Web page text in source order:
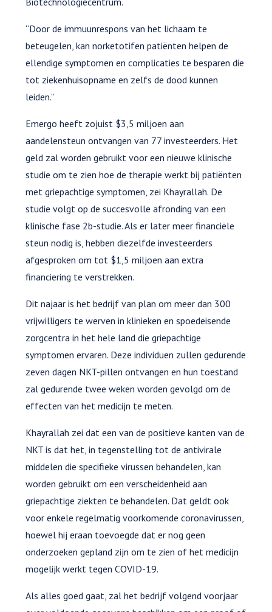
“Door de immuunrespons van het lichaam te
beteugelen, kan norketotifen patiënten helpen de
ellendige symptomen en complicaties te besparen die
tot ziekenhuisopname en zelfs de dood kunnen
leiden.”
Emergo heeft zojuist $3,5 miljoen aan
aandelensteun ontvangen van 77 investeerders. Het
geld zal worden gebruikt voor een nieuwe klinische
studie om te zien hoe de therapie werkt bij patiënten
met griepachtige symptomen, zei Khayrallah. De
studie volgt op de succesvolle afronding van een
klinische fase 2b-studie. Als er later meer financiële
steun nodig is, hebben diezelfde investeerders
afgesproken om tot $1,5 miljoen aan extra
financiering te verstrekken.
Dit najaar is het bedrijf van plan om meer dan 300
vrijwilligers te werven in klinieken en spoedeisende
zorgcentra in het hele land die griepachtige
symptomen ervaren. Deze individuen zullen gedurende
zeven dagen NKT-pillen ontvangen en hun toestand
zal gedurende twee weken worden gevolgd om de
effecten van het medicijn te meten.
Khayrallah zei dat een van de positieve kanten van de
NKT is dat het, in tegenstelling tot de antivirale
middelen die specifieke virussen behandelen, kan
worden gebruikt om een verscheidenheid aan
griepachtige ziekten te behandelen. Dat geldt ook
voor enkele regelmatig voorkomende coronavirussen,
hoewel hij eraan toevoegde dat er nog geen
onderzoeken gepland zijn om te zien of het medicijn
mogelijk werkt tegen COVID-19.
Als alles goed gaat, zal het bedrijf volgend voorjaar